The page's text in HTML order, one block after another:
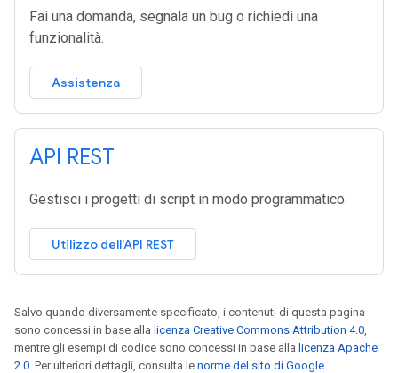
Fai una domanda, segnala un bug o richiedi una
funzionalità.
Assistenza
API REST
Gestisci i progetti di script in modo programmatico.
Utilizzo dell'API REST
Salvo quando diversamente specificato, i contenuti di questa pagina
sono concessi in base alla licenza Creative Commons Attribution 4.0
mentre gli esempi di codice sono concessi in base alla licenza Apache
2.0 . Per ulteriori dettagli, consulta le norme del sito di Google